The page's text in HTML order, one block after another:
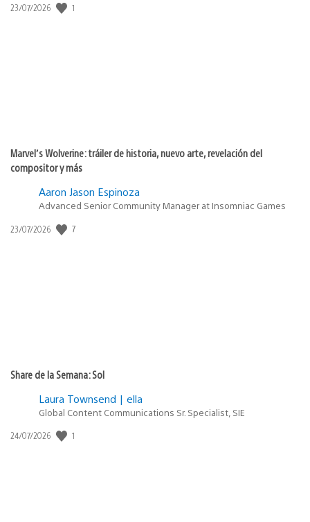
Fecha
23/07/2026 1
Marvel’s Wolverine: tráiler de historia, nuevo arte, revelación del
compositor y más
Aaron Jason Espinoza
Advanced Senior Community Manager at Insomniac Games
Fecha
23/07/2026 7
Share de la Semana: Sol
Laura Townsend | ella
Global Content Communications Sr. Specialist, SIE
Fecha
24/07/2026 1